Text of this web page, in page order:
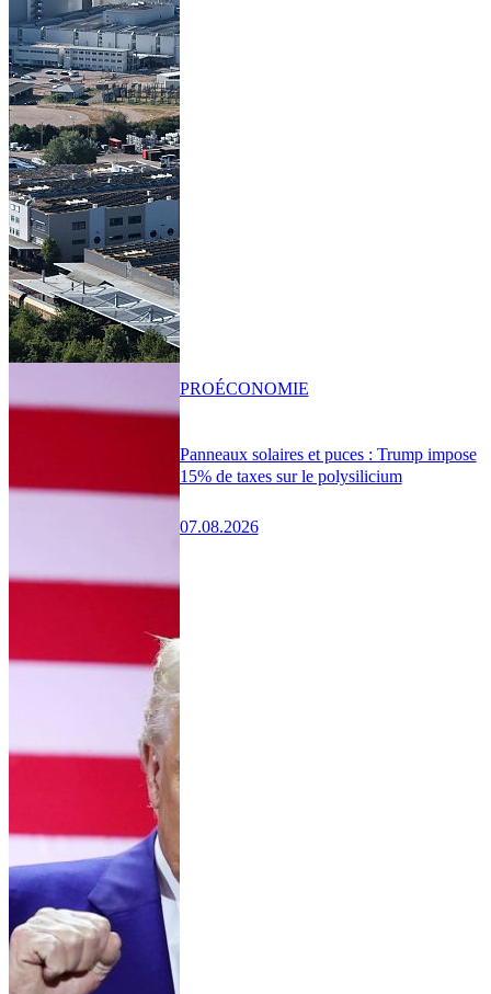
Panneaux solaires et puces : Trump impose
15% de taxes sur le polysilicium
07.08.2026
PROÉCONOMIE